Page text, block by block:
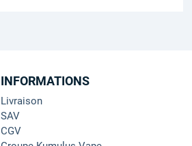
INFORMATIONS
Livraison
SAV
CGV